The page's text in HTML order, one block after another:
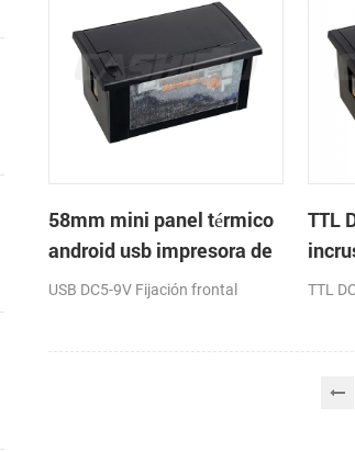
58mm mini panel térmico
android usb impresora de
recibos
USB DC5-9V Fijación frontal
TTL
TTL